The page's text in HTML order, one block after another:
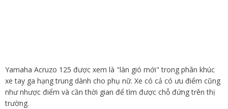
Yamaha Acruzo 125 được xem là "làn gió mới" trong phân khúc
xe tay ga hạng trung dành cho phụ nữ. Xe có cả có ưu điểm cũng
như nhược điểm và cần thời gian để tìm được chỗ đứng trên thị
trường.